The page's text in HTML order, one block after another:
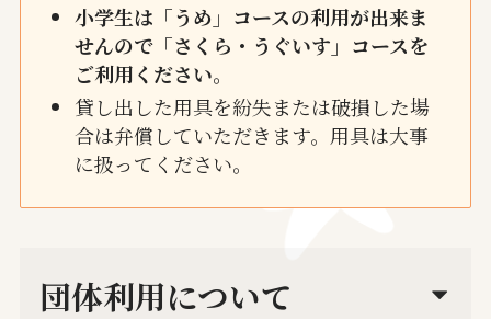
小学生は「うめ」コースの利用が出来ま
せんので「さくら・うぐいす」コースを
ご利用ください。
貸し出した用具を紛失または破損した場
合は弁償していただきます。用具は大事
に扱ってください。
団体利用について